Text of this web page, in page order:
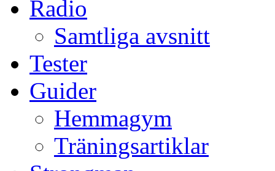
Radio
Samtliga avsnitt
Tester
Guider
Hemmagym
Träningsartiklar